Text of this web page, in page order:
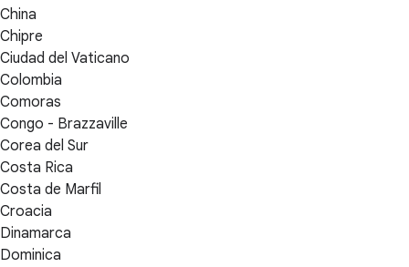
China
Chipre
Ciudad del Vaticano
Colombia
Comoras
Congo - Brazzaville
Corea del Sur
Costa Rica
Costa de Marfil
Croacia
Dinamarca
Dominica